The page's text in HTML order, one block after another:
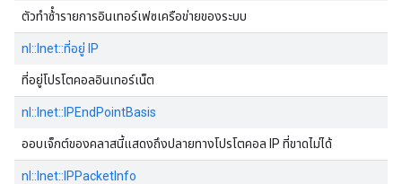
ตัวทําซ้ํารายการอินเทอร์เฟซเครือข่ายของระบบ
nl::Inet::ที่อยู่ IP
ที่อยู่โปรโตคอลอินเทอร์เน็ต
nl::Inet::IPEndPointBasis
ออบเจ็กต์ของคลาสนี้แสดงถึงปลายทางโปรโตคอล IP ที่ขาดไม่ได้
nl::Inet::IPPacketInfo